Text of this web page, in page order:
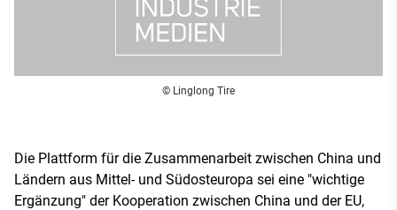
© Linglong Tire
Die Plattform für die Zusammenarbeit zwischen China und
Ländern aus Mittel- und Südosteuropa sei eine "wichtige
Ergänzung" der Kooperation zwischen China und der EU,